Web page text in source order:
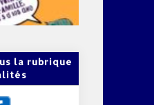
la rubrique